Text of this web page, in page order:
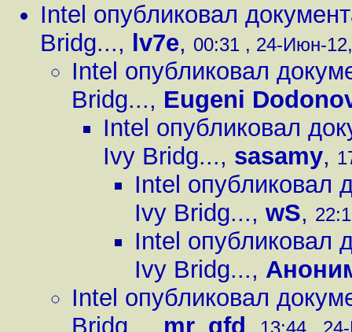
Intel опубликовал
Bridg..., lv7e, 00:31 , 24-Июн-
Intel опубликовал
Bridg..., Eugeni
Intel опубликовал
Ivy Bridg..., sasamy,
Intel опубликовал
Ivy Bridg..., wS,
Intel опубликовал
Ivy Bridg...,
Intel опубликовал
Bridg..., mr_gfd , 13:44 ,